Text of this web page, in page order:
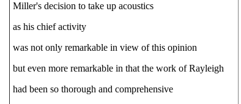
Miller's decision to take up acoustics
as his chief activity
was not only remarkable in view of this opinion
but even more remarkable in that the work of Rayleigh
had been so thorough and comprehensive